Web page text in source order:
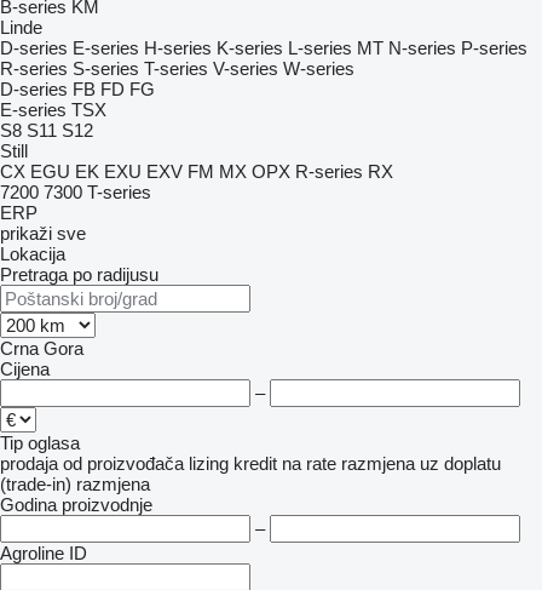
B-series KM
Linde
D-series E-series H-series K-series L-series MT N-series P-series
R-series S-series T-series V-series W-series
D-series FB FD FG
E-series TSX
S8 S11 S12
Still
CX EGU EK EXU EXV FM MX OPX R-series RX
7200 7300 T-series
ERP
prikaži sve
Lokacija
Pretraga po radijusu
Crna Gora
Cijena
–
Tip oglasa
prodaja od proizvođača lizing kredit na rate razmjena uz doplatu
(trade-in) razmjena
Godina proizvodnje
–
Agroline ID